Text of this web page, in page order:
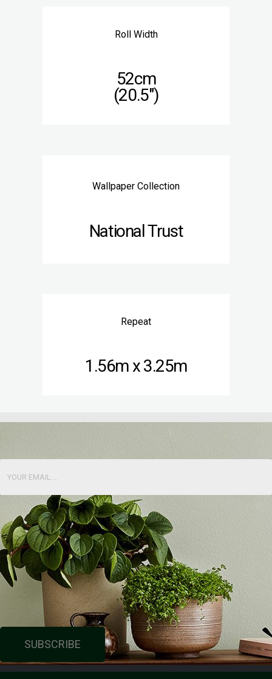
Roll Width
52cm
(20.5″)
Wallpaper Collection
National Trust
Repeat
1.56m x 3.25m
SUBSCRIBE